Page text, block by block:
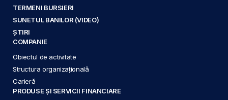
TERMENI BURSIERI
SUNETUL BANILOR (VIDEO)
ȘTIRI
COMPANIE
Obiectul de activitate
Structura organizațională
Carieră
PRODUSE ȘI SERVICII FINANCIARE